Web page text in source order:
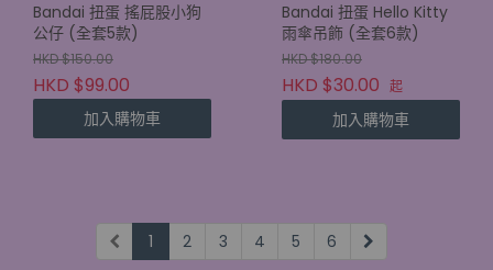
Bandai 扭蛋 搖屁股小狗
公仔 (全套5款)
HKD $150.00
HKD $99.00
加入購物車
Bandai 扭蛋 Hello Kitty
雨傘吊飾 (全套6款)
HKD $180.00
HKD $30.00 起
加入購物車
1 2 3 4 5 6